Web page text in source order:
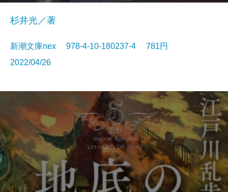
杉井光／著
新潮文庫nex 978-4-10-180237-4 781円
2022/04/26